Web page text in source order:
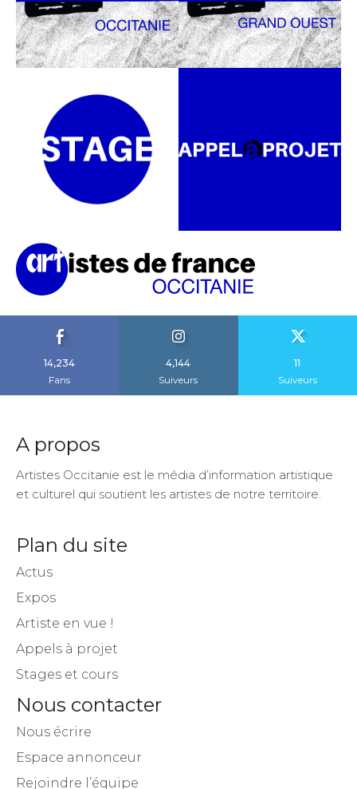
14,234
Fans
4,144
Suiveurs
11
Suiveurs
A propos
Artistes Occitanie est le média d’information artistique
et culturel qui soutient les artistes de notre territoire.
Plan du site
Actus
Expos
Artiste en vue !
Appels à projet
Stages et cours
Nous contacter
Nous écrire
Espace annonceur
Rejoindre l’équipe